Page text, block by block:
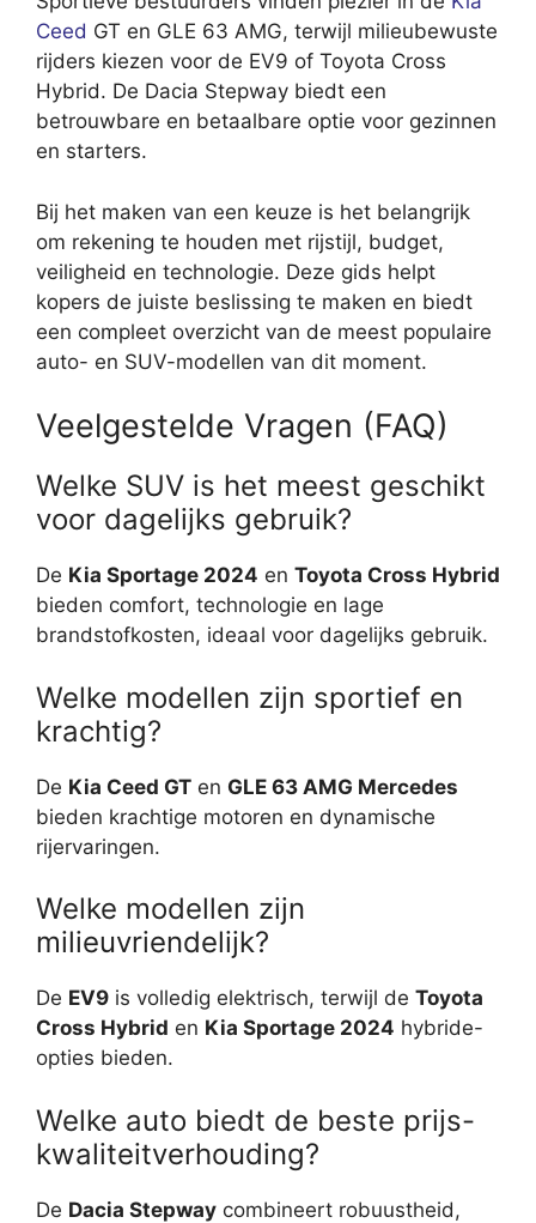
Ceed GT en GLE 63 AMG, terwijl milieubewuste
rijders kiezen voor de EV9 of Toyota Cross
Hybrid. De Dacia Stepway biedt een
betrouwbare en betaalbare optie voor gezinnen
en starters.
Bij het maken van een keuze is het belangrijk
om rekening te houden met rijstijl, budget,
veiligheid en technologie. Deze gids helpt
kopers de juiste beslissing te maken en biedt
een compleet overzicht van de meest populaire
auto- en SUV-modellen van dit moment.
Veelgestelde Vragen (FAQ)
Welke SUV is het meest geschikt
voor dagelijks gebruik?
De Kia Sportage 2024 en Toyota Cross Hybrid
bieden comfort, technologie en lage
brandstofkosten, ideaal voor dagelijks gebruik.
Welke modellen zijn sportief en
krachtig?
De Kia Ceed GT en GLE 63 AMG Mercedes
bieden krachtige motoren en dynamische
rijervaringen.
Welke modellen zijn
milieuvriendelijk?
De EV9 is volledig elektrisch, terwijl de Toyota
Cross Hybrid en Kia Sportage 2024 hybride-
opties bieden.
Welke auto biedt de beste prijs-
kwaliteitverhouding?
De Dacia Stepway combineert robuustheid,